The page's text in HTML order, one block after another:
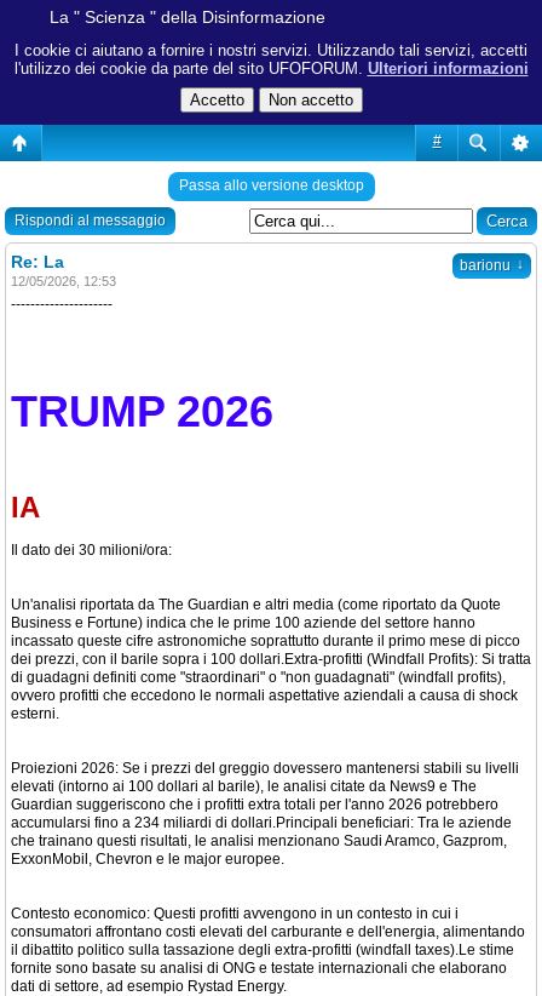
I cookie ci aiutano a fornire i nostri servizi. Utilizzando tali servizi, accetti
l'utilizzo dei cookie da parte del sito UFOFORUM. Ulteriori informazioni
#
La " Scienza " della Disinformazione
Passa allo versione desktop
Rispondi al messaggio
barionu ↓
Re: La
12/05/2026, 12:53
---------------------
TRUMP 2026
IA
Il dato dei 30 milioni/ora:
Un'analisi riportata da The Guardian e altri media (come riportato da Quote
Business e Fortune) indica che le prime 100 aziende del settore hanno
incassato queste cifre astronomiche soprattutto durante il primo mese di picco
dei prezzi, con il barile sopra i 100 dollari.Extra-profitti (Windfall Profits): Si tratta
di guadagni definiti come "straordinari" o "non guadagnati" (windfall profits),
ovvero profitti che eccedono le normali aspettative aziendali a causa di shock
esterni.
Proiezioni 2026: Se i prezzi del greggio dovessero mantenersi stabili su livelli
elevati (intorno ai 100 dollari al barile), le analisi citate da News9 e The
Guardian suggeriscono che i profitti extra totali per l'anno 2026 potrebbero
accumularsi fino a 234 miliardi di dollari.Principali beneficiari: Tra le aziende
che trainano questi risultati, le analisi menzionano Saudi Aramco, Gazprom,
ExxonMobil, Chevron e le major europee.
Contesto economico: Questi profitti avvengono in un contesto in cui i
consumatori affrontano costi elevati del carburante e dell'energia, alimentando
il dibattito politico sulla tassazione degli extra-profitti (windfall taxes).Le stime
fornite sono basate su analisi di ONG e testate internazionali che elaborano
dati di settore, ad esempio Rystad Energy.